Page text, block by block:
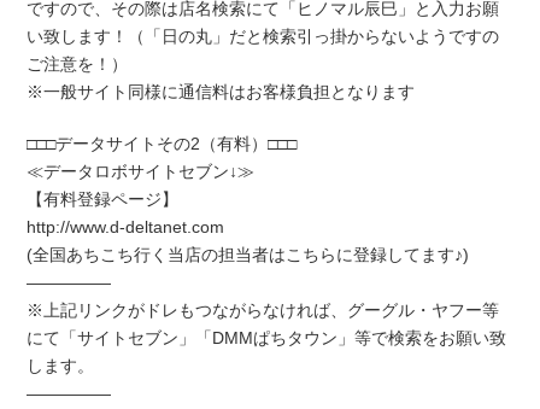
ですので、その際は店名検索にて「ヒノマル辰巳」と入力お願
い致します！（「日の丸」だと検索引っ掛からないようですの
ご注意を！）
※一般サイト同様に通信料はお客様負担となります
□□□データサイトその2（有料）□□□
≪データロボサイトセブン↓≫
【有料登録ページ】
http://www.d-deltanet.com
(全国あちこち行く当店の担当者はこちらに登録してます♪)
―――――
※上記リンクがドレもつながらなければ、グーグル・ヤフー等
にて「サイトセブン」「DMMぱちタウン」等で検索をお願い致
します。
―――――